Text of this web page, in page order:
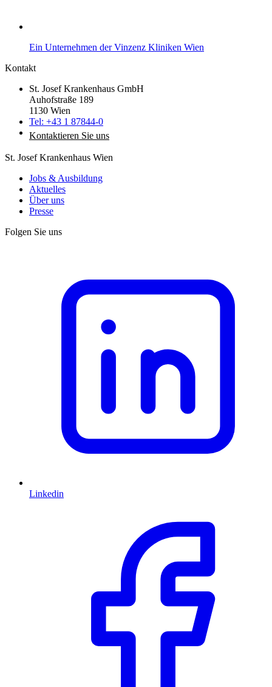
Ein Unternehmen der Vinzenz Kliniken Wien
Kontakt
St. Josef Krankenhaus GmbH
Auhofstraße 189
1130 Wien
Tel: +43 1 87844-0
Kontaktieren Sie uns
St. Josef Krankenhaus Wien
Jobs & Ausbildung
Aktuelles
Über uns
Presse
Folgen Sie uns
Linkedin